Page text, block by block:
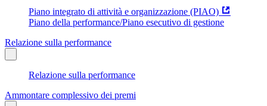
Piano integrato di attività e organizzazione (PIAO)
Piano della performance/Piano esecutivo di gestione
Relazione sulla performance
Relazione sulla performance
Ammontare complessivo dei premi